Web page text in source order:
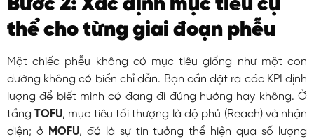
Bước 2: Xác định mục tiêu cụ
thể cho từng giai đoạn phễu
Một chiếc phễu không có mục tiêu giống như một con
đường không có biển chỉ dẫn. Bạn cần đặt ra các KPI định
lượng để biết mình có đang đi đúng hướng hay không. Ở
tầngTOFU, mục tiêu tối thượng là độ phủ (Reach) và nhận
diện; ở
MOFU, đó là sự tin tưởng thể hiện qua số lượng